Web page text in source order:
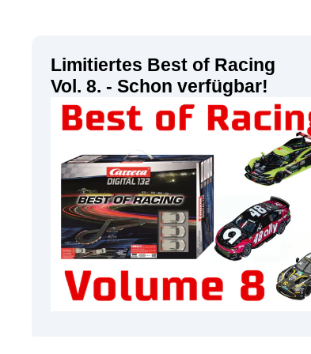
Limitiertes Best of Racing
Vol. 8. - Schon verfügbar!